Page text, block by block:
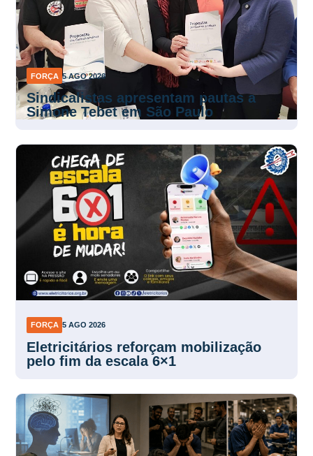
FORÇA 5 AGO 2026
Sindicalistas apresentam pautas a
Simone Tebet em São Paulo
FORÇA 5 AGO 2026
Eletricitários reforçam mobilização
pelo fim da escala 6×1